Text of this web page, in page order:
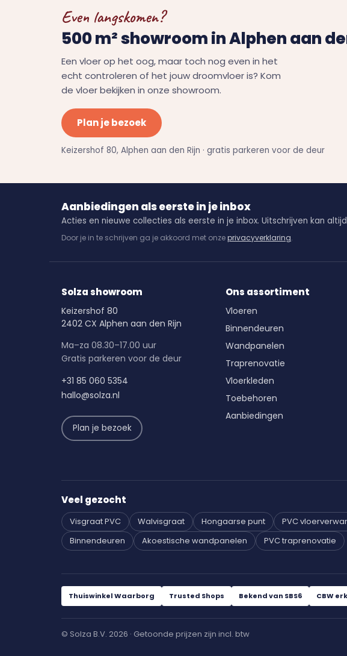
Even langskomen?
500 m² showroom in Alphen aan
Een vloer op het oog, maar toch nog even in het
echt controleren of het jouw droomvloer is? Kom
de vloer bekijken in onze showroom.
Plan je bezoek
Keizershof 80, Alphen aan den Rijn · gratis parkeren voor de deur
Aanbiedingen als eerste in je inbox
Acties en nieuwe collecties als eerste in je inbox. Uitschrijven kan
Door je in te schrijven ga je akkoord met onzeprivacyverklaring.
Solza showroom
Keizershof 80
2402 CX Alphen aan den Rijn
Ma–za 08.30–17.00 uur
Gratis parkeren voor de deur
+31 85 060 5354
hallo@solza.nl
Plan je bezoek
Ons assortiment
Vloeren
Binnendeuren
Wandpanelen
Traprenovatie
Vloerkleden
Toebehoren
Aanbiedingen
Veel gezocht
Visgraat PVC Walvisgraat Hongaarse punt PVC
Binnendeuren
Akoestische wandpanelen PVC traprenovatie
Thuiswinkel Waarborg Trusted Shops Bekend van SBS6 CBW
© Solza B.V. 2026 · Getoonde prijzen zijn incl. btw